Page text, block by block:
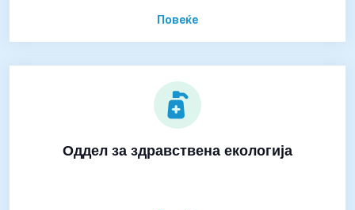
Повеќе
Оддел за здравствена екологија